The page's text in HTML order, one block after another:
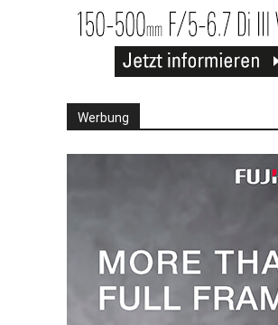
Werbung